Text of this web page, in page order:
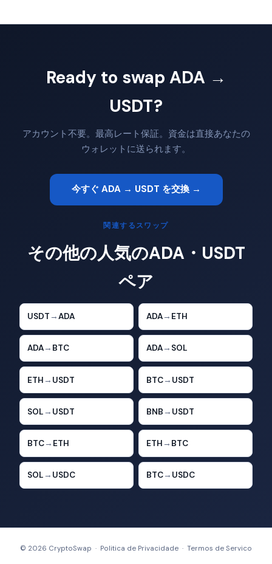
Ready to swap ADA →
USDT?
アカウント不要。最高レート保証。資金は直接あなたの
ウォレットに送られます。
今すぐ ADA → USDT を交換 →
関連するスワップ
その他の人気のADA・USDT
ペア
USDT →ADA ADA→ ETH
ADA→ BTC ADA→ SOL
ETH → USDT BTC→ USDT
SOL → USDT BNB → USDT
BTC→ ETH ETH → BTC
SOL → USDC BTC→ USDC
© 2026 CryptoSwap · Politica de Privacidade · Termos de Servico